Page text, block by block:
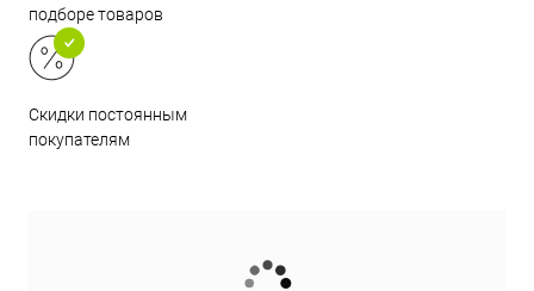
подборе товаров
Скидки постоянным
покупателям